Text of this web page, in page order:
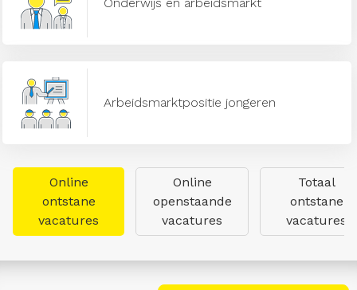
Arbeidsmarktpositie jongeren
Online
ontstane
vacatures
Online
openstaande
vacatures
Totaal
ontstane
vacatures